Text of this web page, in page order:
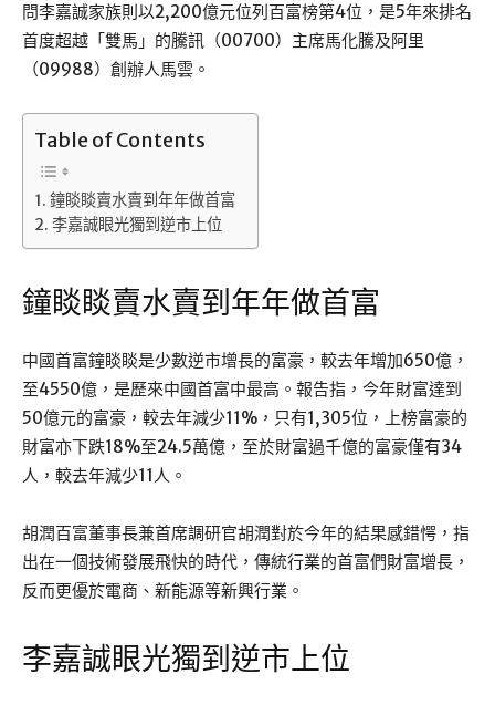
問李嘉誠家族則以2,200億元位列百富榜第4位，是5年來排名
首度超越「雙馬」的騰訊（00700）主席馬化騰及阿里
（09988）創辦人馬雲。
Table of Contents
鐘睒睒賣水賣到年年做首富
李嘉誠眼光獨到逆市上位
鐘睒睒賣水賣到年年做首富
中國首富鐘睒睒是少數逆市增長的富豪，較去年增加650億，
至4550億，是歷來中國首富中最高。報告指，今年財富達到
50億元的富豪，較去年減少11%，只有1,305位，上榜富豪的
財富亦下跌18%至24.5萬億，至於財富過千億的富豪僅有34
人，較去年減少11人。
胡潤百富董事長兼首席調研官胡潤對於今年的結果感錯愕，指
出在一個技術發展飛快的時代，傳統行業的首富們財富增長，
反而更優於電商、新能源等新興行業。
李嘉誠眼光獨到逆市上位